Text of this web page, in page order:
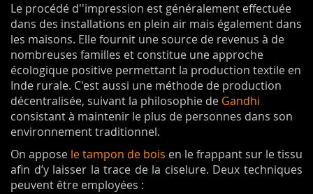
Le procédé d''impression est généralement effectuée
dans des installations en plein air mais également dans
les maisons. Elle fournit une source de revenus à de
nombreuses familles et constitue une approche
écologique positive permettant la production textile en
Inde rurale. C'est aussi une méthode de production
décentralisée, suivant la philosophie de Gandhi
consistant à maintenir le plus de personnes dans son
environnement traditionnel.
On appose le tampon de bois en le frappant sur le tissu
afin d’y laisser la trace de la ciselure. Deux techniques
peuvent être employées :